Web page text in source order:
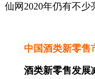
仙网2020年仍有不少
中国酒类新零售
酒类新零售发展